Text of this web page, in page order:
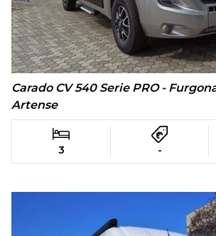
Carado CV 540 Serie PRO -
Artense
3 -